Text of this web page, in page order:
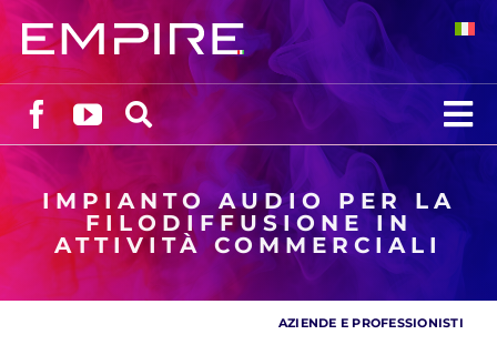
Salta
al
contenuto
Chi siamo
Prodotti
Soluzioni
IMPIANTO AUDIO PER LA
FILODIFFUSIONE IN
ATTIVITÀ COMMERCIALI
AZIENDE E PROFESSIONISTI